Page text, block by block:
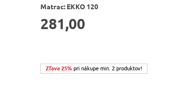
Matrac: EKKO 120
281,00
Zľava 25% pri nákupe min. 2 produktov!